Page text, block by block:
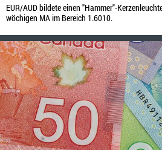
EUR/AUD bildete einen "Hammer"-
wöchigen MA im Bereich 1.6010.